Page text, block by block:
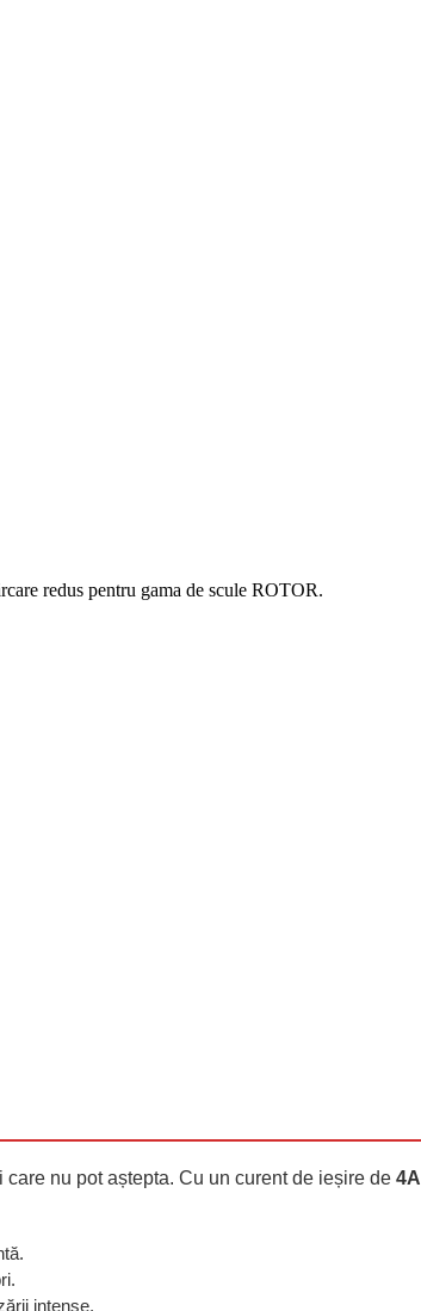
redus pentru gama de scule ROTOR.
nu pot aștepta. Cu un curent de ieșire de 4A
intense.